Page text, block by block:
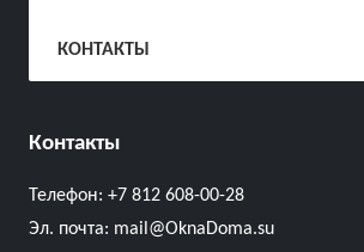
КОНТАКТЫ
Контакты
Телефон: +7 812 608-00-28
Эл. почта: mail@OknaDoma.su